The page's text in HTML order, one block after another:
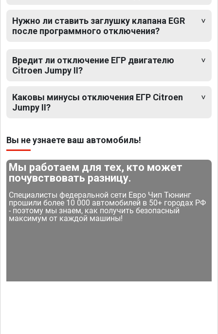
Нужно ли ставить заглушку клапана EGR
после программного отключения?
Вредит ли отключение ЕГР двигателю
Citroen Jumpy II?
Каковы минусы отключения ЕГР Citroen
Jumpy II?
Вы не узнаете ваш автомобиль!
Мы работаем для тех, кто может
почувствовать разницу.
Специалисты федеральной сети Евро Чип Тюнинг
прошили более 10 000 автомобилей в 50+ городах РФ
- поэтому мы знаем, как получить безопасный
максимум от каждой машины!